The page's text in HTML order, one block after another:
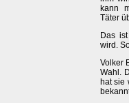
kann
Täter
Das
wird.
Volker
Wahl.
hat sie